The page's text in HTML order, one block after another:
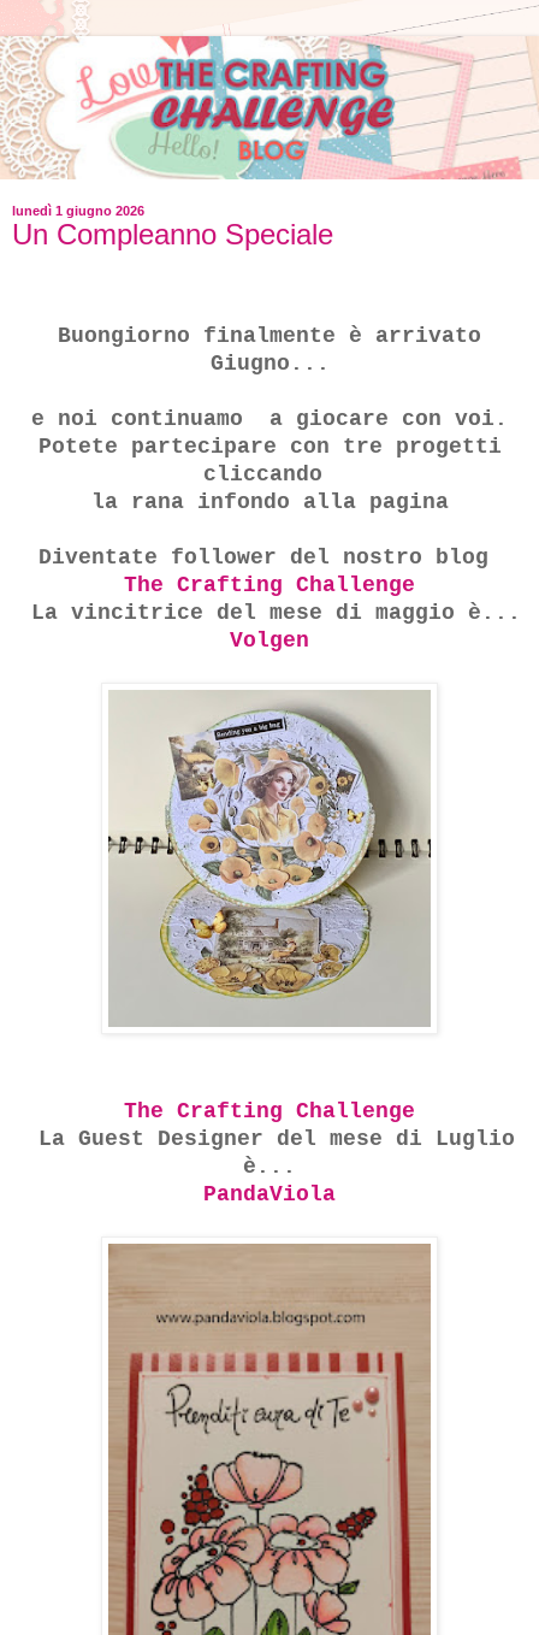
lunedì 1 giugno 2026
Un Compleanno Speciale
Buongiorno finalmente è arrivato
Giugno...
e noi continuamo a giocare con voi.
Potete partecipare con tre progetti
cliccando
la rana infondo alla pagina
Diventate follower del nostro blog
The Crafting Challenge
La vincitrice del mese di maggio è...
Volgen
The Crafting Challenge
La Guest Designer del mese di Luglio
è...
PandaViola